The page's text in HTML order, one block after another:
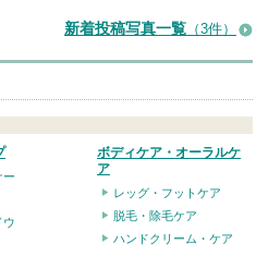
に
り
新着投稿写真一覧 （3件）
ー
ウ
ボディケア・オーラルケ
ア
レッグ・フットケア
脱毛・除毛ケア
ハンドクリーム・ケア